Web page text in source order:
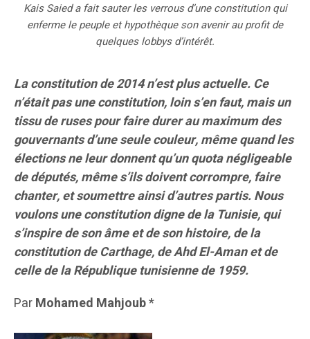
Kais Saied a fait sauter les verrous d’une constitution qui
enferme le peuple et hypothèque son avenir au profit de
quelques lobbys d’intérêt.
La constitution de 2014 n’est plus actuelle. Ce
n’était pas une constitution, loin s’en faut, mais un
tissu de ruses pour faire durer au maximum des
gouvernants d’une seule couleur, même quand les
élections ne leur donnent qu’un quota négligeable
de députés, même s’ils doivent corrompre, faire
chanter, et soumettre ainsi d’autres partis. Nous
voulons une constitution digne de la Tunisie, qui
s’inspire de son âme et de son histoire, de la
constitution de Carthage, de Ahd El-Aman et de
celle de la République tunisienne de 1959.
ParMohamed Mahjoub*